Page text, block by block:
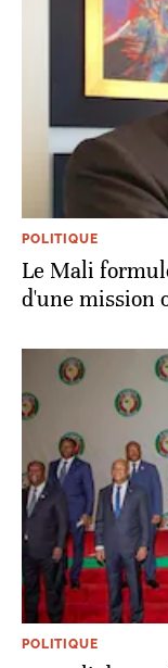
POLITIQUE
Le Mali
d'une mission
POLITIQUE